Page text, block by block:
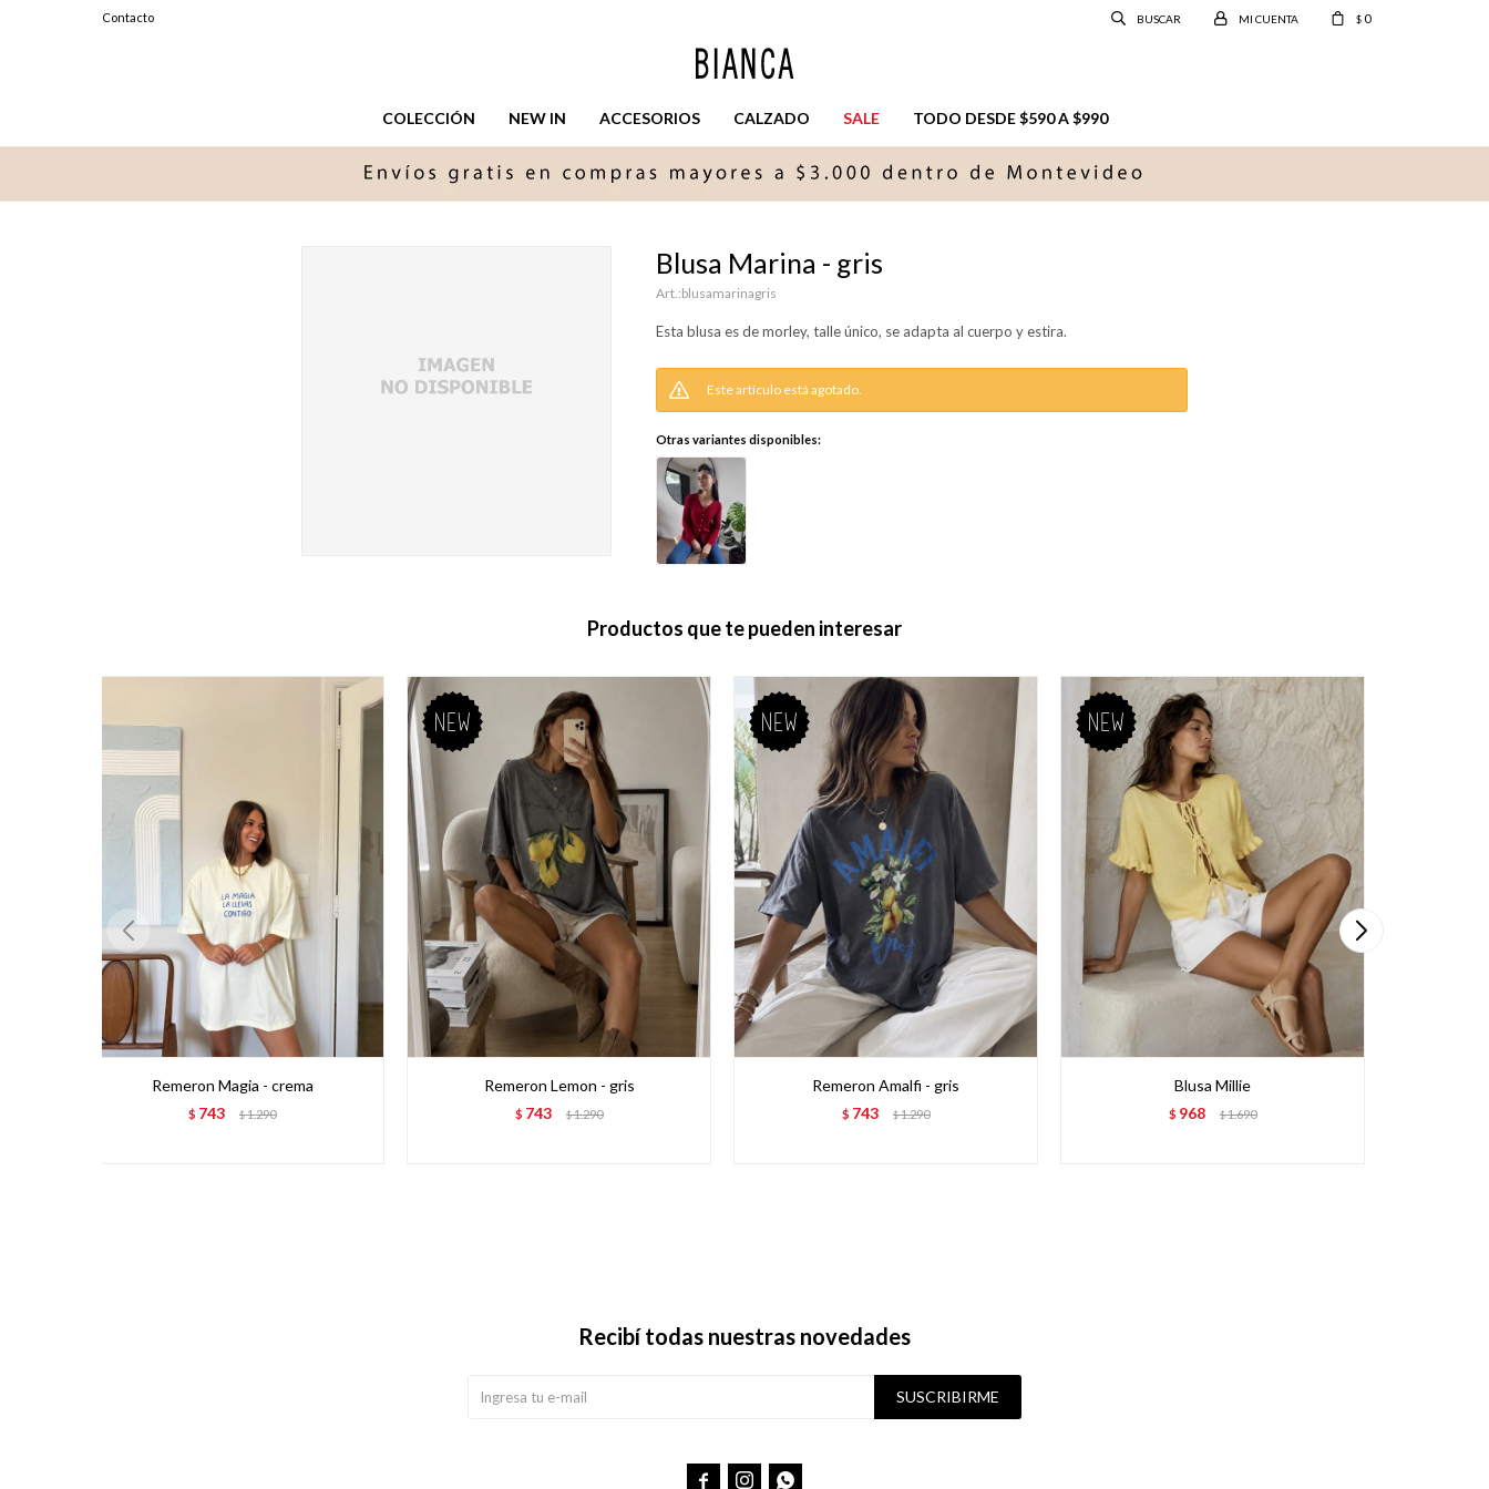
COLECCIÓN NEW IN ACCESORIOS CALZADO SALE TODO DESDE $590 A $990
$ 0
Contacto
Blusa Marina - gris
blusamarinagris
Esta blusa es de morley, talle único, se adapta al cuerpo y estira.
Este artículo está agotado.
Otras variantes disponibles:
Productos que te pueden interesar
Remeron Magia - crema
$ 743 $1.290
Remeron Lemon - gris
$ 743 $1.290
Remeron Amalfi - gris
$ 743 $1.290
Blusa Millie
$ 968 $1.690
Recibí todas nuestras novedades
SUSCRIBIRME
  